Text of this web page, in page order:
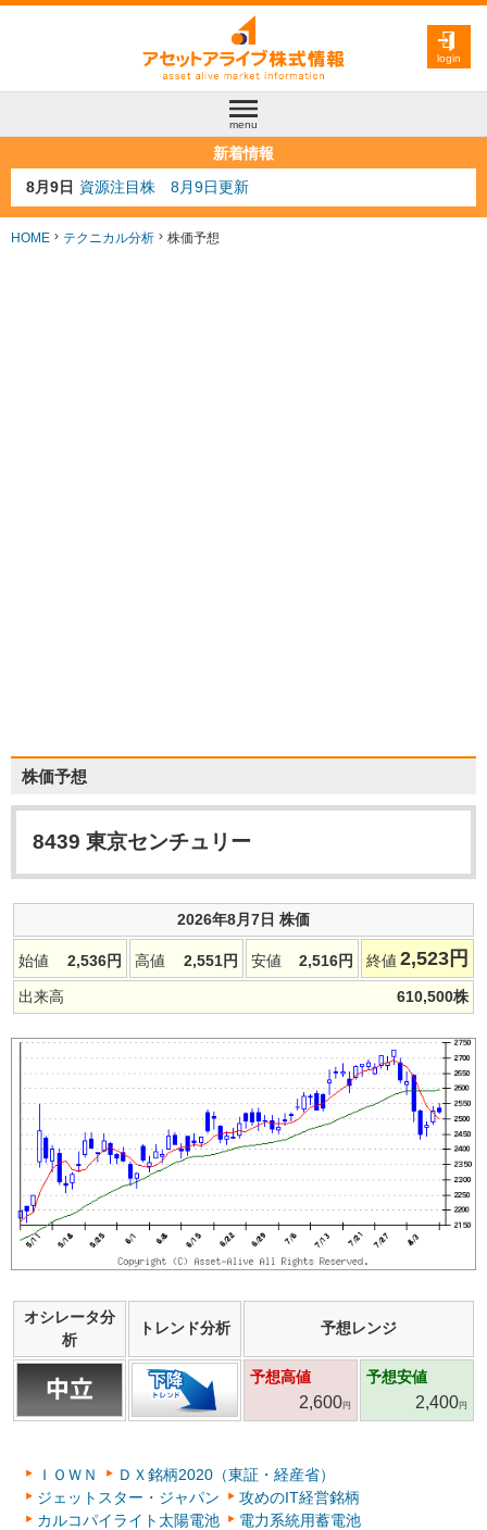
login
menu
新着情報
8月9日 資源注目株 8月9日更新
8月4日 AI注目株 8月4日更新
8月3日 人気業種注目株 8月3日更新
HOME テクニカル分析 株価予想
株価予想
8439 東京センチュリー
2026年8月7日 株価
始値 2,536円 高値 2,551円 安値 2,516円 終値 2,523 円
出来高 610,500株
オシレータ分
析
トレンド分析 予想レンジ
予想高値
2,600円
予想安値
2,400円
ＩＯＷＮ
ＤＸ銘柄2020（東証・経産省）
ジェットスター・ジャパン
攻めのIT経営銘柄
カルコパイライト太陽電池
電力系統用蓄電池